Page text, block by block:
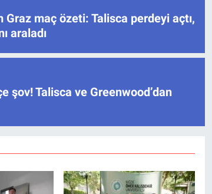
maç özeti: Talisca perdeyi açtı,
araladı
şov! Talisca ve Greenwood’dan